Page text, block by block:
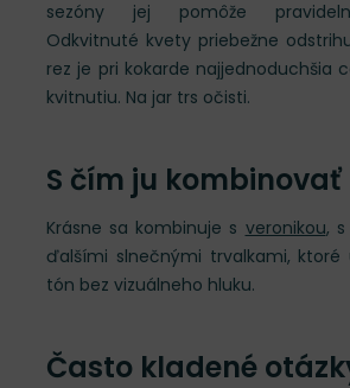
sezóny jej pomôže
Odkvitnuté kvety priebežne
rez je pri kokarde najjednoduchšia
kvitnutiu. Na jar trs očisti.
S čím ju kombinovať
Krásne sa kombinuje s veronikou, s
ďalšími slnečnými trvalkami, ktoré
tón bez vizuálneho hluku.
Často kladené